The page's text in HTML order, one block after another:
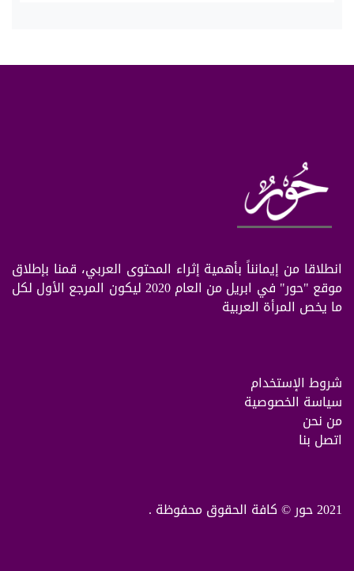
انطلاقا من إيمانناً بأهمية إثراء المحتوى العربي، قمنا بإطلاق
موقع "حور" في ابريل من العام 2020 ليكون المرجع الأول لكل
ما يخص المرأة العربية
شروط الإستخدام
سياسة الخصوصية
من نحن
اتصل بنا
2021 حور © كافة الحقوق محفوظة .